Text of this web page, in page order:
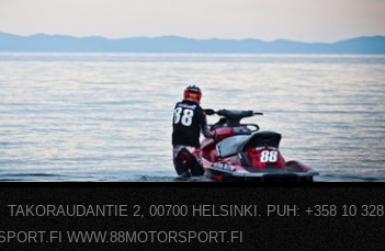
2, 00700 HELSINKI. PUH: +358 10 328
WWW.88MOTORSPORT.FI